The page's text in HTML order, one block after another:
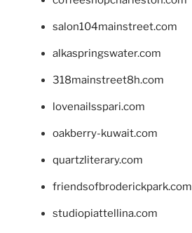
salon104mainstreet.com
alkaspringswater.com
318mainstreet8h.com
lovenailsspari.com
oakberry-kuwait.com
quartzliterary.com
friendsofbroderickpark.com
studiopiattellina.com